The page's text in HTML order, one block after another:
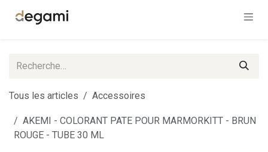
Tous les articles Accessoires
AKEMI - COLORANT PATE POUR MARMORKITT - BRUN
ROUGE - TUBE 30 ML